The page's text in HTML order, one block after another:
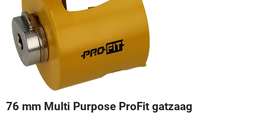
76 mm Multi Purpose ProFit gatzaag